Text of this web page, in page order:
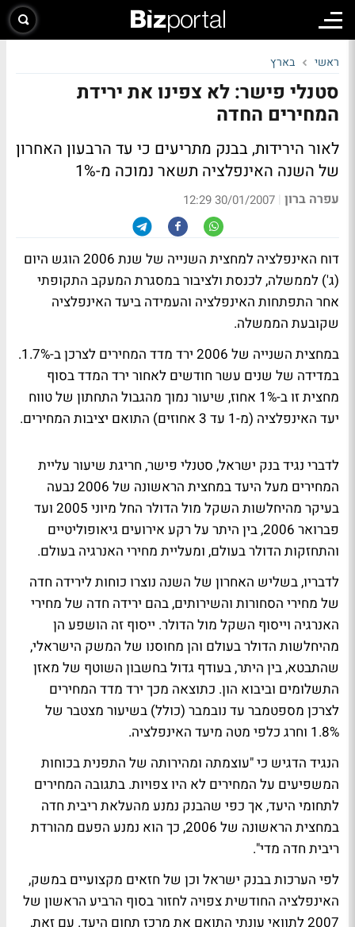
ראשי בארץ
סטנלי פישר: לא צפינו את ירידת
המחירים החדה
לאור הירידות, בבנק מתריעים כי עד הרבעון האחרון
של השנה האינפלציה תשאר נמוכה מ-1%
עפרה ברון |
30/01/2007 12:29
דוח האינפלציה למחצית השנייה של שנת 2006 הוגש היום
(ג') לממשלה, לכנסת ולציבור במסגרת המעקב התקופתי
אחר התפתחות האינפלציה והעמידה ביעד האינפלציה
שקובעת הממשלה.
במחצית השנייה של 2006 ירד מדד המחירים לצרכן ב-1.7%.
במדידה של שנים עשר חודשים לאחור ירד המדד בסוף
מחצית זו ב-1% אחוז, שיעור נמוך מהגבול התחתון של טווח
יעד האינפלציה (מ-1 עד 3 אחוזים) התואם יציבות המחירים.
לדברי נגיד בנק ישראל, סטנלי פישר, חריגת שיעור עליית
המחירים מעל היעד במחצית הראשונה של 2006 נבעה
בעיקר מהיחלשות השקל מול הדולר החל מיוני 2005 ועד
פברואר 2006, בין היתר על רקע אירועים גיאופוליטיים
והתחזקות הדולר בעולם, ומעליית מחירי האנרגיה בעולם.
לדבריו, בשליש האחרון של השנה נוצרו כוחות לירידה חדה
של מחירי הסחורות והשירותים, בהם ירידה חדה של מחירי
האנרגיה וייסוף השקל מול הדולר. ייסוף זה הושפע הן
מהיחלשות הדולר בעולם והן מחוסנו של המשק הישראלי,
שהתבטא, בין היתר, בעודף גדול בחשבון השוטף של מאזן
התשלומים וביבוא הון. כתוצאה מכך ירד מדד המחירים
לצרכן מספטמבר עד נובמבר (כולל) בשיעור מצטבר של
1.8% וחרג כלפי מטה מיעד האינפלציה.
הנגיד הדגיש כי "עוצמתה ומהירותה של התפנית בכוחות
המשפיעים על המחירים לא היו צפויות. בתגובה המחירים
לתחומי היעד, אך כפי שהבנק נמנע מהעלאת ריבית חדה
במחצית הראשונה של 2006, כך הוא נמנע הפעם מהורדת
ריבית חדה מדי".
לפי הערכות בבנק ישראל וכן של חזאים מקצועיים במשק,
האינפלציה החודשית צפויה לחזור בסוף הרביע הראשון של
2007 לתוואי עונתי התואם את מרכז תחום היעד. עם זאת,